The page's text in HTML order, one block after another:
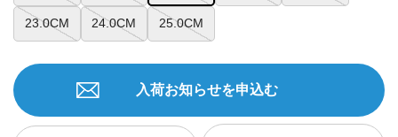
23.0CM 24.0CM 25.0CM
入荷お知らせを申込む